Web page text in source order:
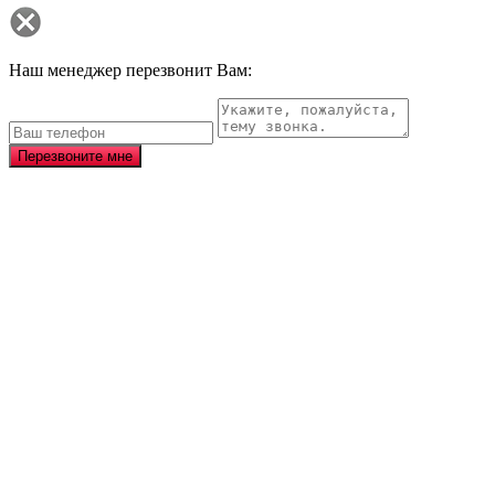
Наш менеджер перезвонит Вам:
Перезвоните мне